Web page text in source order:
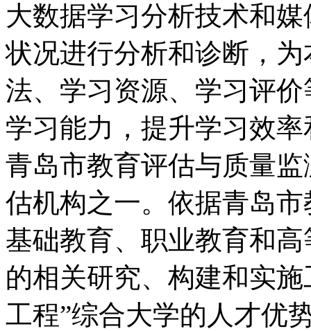
大数据学习分析技术和
状况进行分析和诊断，
法、学习资源、学习评
学习能力，提升学习效
青岛市教育评估与质量
估机构之一。依据青岛
基础教育、职业教育和
的相关研究、构建和实
工程”综合大学的人才优